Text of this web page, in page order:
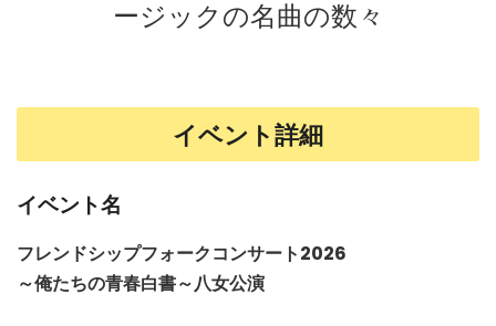
ージックの名曲の数々
イベント詳細
イベント名
フレンドシップフォークコンサート2026
～俺たちの青春白書～八女公演